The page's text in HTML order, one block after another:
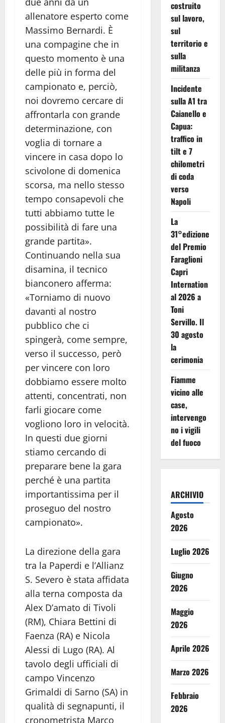
allenatore esperto come
Massimo Bernardi. È
una compagine che in
questo momento è una
delle più in forma del
campionato e, perciò,
noi dovremo cercare di
affrontarla con grande
determinazione, con
voglia di tornare a
vincere in casa dopo lo
scivolone di domenica
scorsa, ma nello stesso
tempo consapevoli che
tutti abbiamo tutte le
possibilità di fare una
grande partita».
Continuando nella sua
disamina, il tecnico
bianconero afferma:
«Torniamo di nuovo
davanti al nostro
pubblico che ci
spingerà, come sempre,
verso il successo, però
per vincere con loro
dobbiamo essere molto
attenti, concentrati, non
farli giocare come
vogliono loro in velocità.
In questi due giorni
stiamo cercando di
preparare bene la gara
perché è una partita
importantissima per il
proseguo del nostro
campionato».
La direzione della gara
tra la Paperdi e l’Allianz
S. Severo è stata affidata
alla terna composta da
Alex D’amato di Tivoli
(RM), Chiara Bettini di
Faenza (RA) e Nicola
Alessi di Lugo (RA). Al
tavolo degli ufficiali di
campo Vincenzo
Grimaldi di Sarno (SA) in
qualità di segnapunti, il
cronometrista Marco
costruito
sul lavoro,
sul
territorio e
sulla
militanza
Incidente
sulla A1 tra
Caianello e
Capua:
traffico in
tilt e 7
chilometri
di coda
verso
Napoli
La
31°edizione
del Premio
Faraglioni
Capri
Internation
al 2026 a
Toni
Servillo. Il
30 agosto
la
cerimonia
Fiamme
vicino alle
case,
intervengo
no i vigili
del fuoco
ARCHIVIO
Agosto
2026
Luglio 2026
Giugno
2026
Maggio
2026
Aprile 2026
Marzo 2026
Febbraio
2026